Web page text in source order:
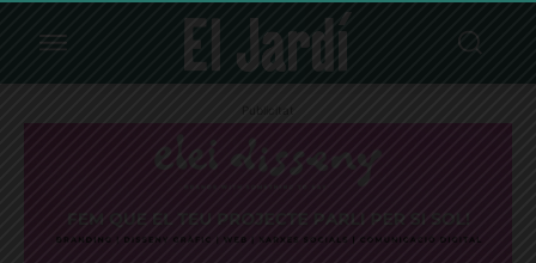
Publicitat